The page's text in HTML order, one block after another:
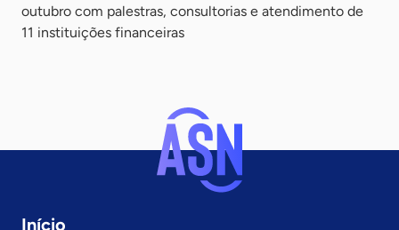
outubro com palestras, consultorias e atendimento de
11 instituições financeiras
Início